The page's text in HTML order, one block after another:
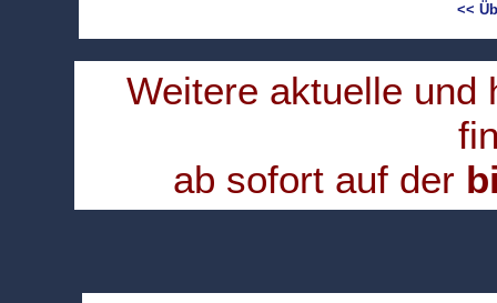
<<
Weitere aktuelle und
ab sofort auf der